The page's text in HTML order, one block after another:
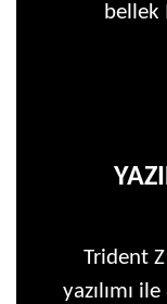
bellek
Trident
yazılımı